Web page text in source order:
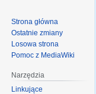
Strona główna
Ostatnie zmiany
Losowa strona
Pomoc z MediaWiki
Narzędzia
Linkujące